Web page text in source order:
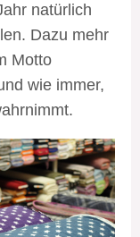
natürlich
Dazu mehr
Motto
wie immer,